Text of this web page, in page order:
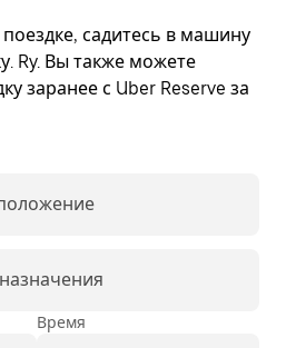
садитесь в машину
Ry. Вы также можете
заранее с Uber Reserve за
Время